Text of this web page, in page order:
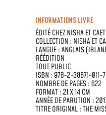
INFORMATIONS LIVRE
ÉDITÉ CHEZNISHA ET
COLLECTION : NISHA ET
LANGUE :ANGLAIS
RÉÉDITION
TOUT PUBLIC
ISBN : 978-2-38671-011-7
NOMBRE DE PAGES : 622
FORMAT : 21 X 14 CM
ANNÉE DE PARUTION :
TITRE ORIGINAL : THE